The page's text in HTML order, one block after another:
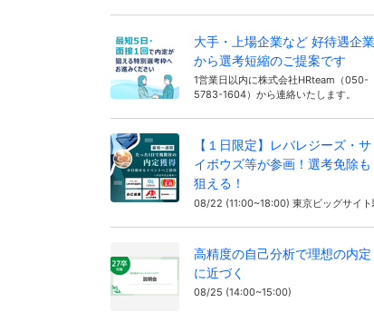
大手・上場企業など 好待遇企業
から選考短縮のご提案です
1営業日以内に株式会社HRteam（050-
5783-1604）から連絡いたします。
【１日限定】レバレジーズ・サ
イボウズ等が参画！選考免除も
狙える！
08/22 (11:00~18:00) 東京ビッグサイト
高精度の自己分析で理想の内定
に近づく
08/25 (14:00~15:00)